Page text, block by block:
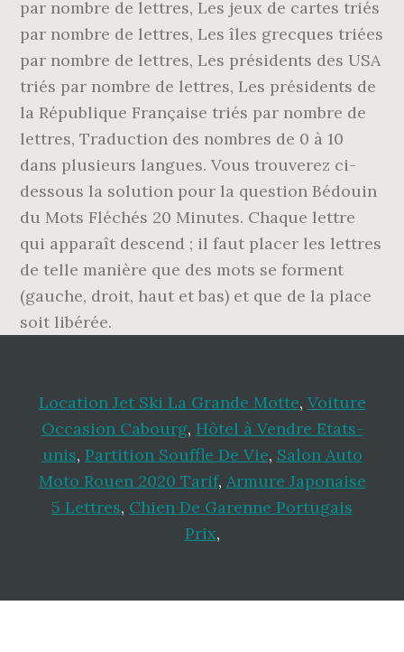
par nombre de lettres, Les jeux de cartes triés
par nombre de lettres, Les îles grecques triées
par nombre de lettres, Les présidents des USA
triés par nombre de lettres, Les présidents de
la République Française triés par nombre de
lettres, Traduction des nombres de 0 à 10
dans plusieurs langues. Vous trouverez ci-
dessous la solution pour la question Bédouin
du Mots Fléchés 20 Minutes. Chaque lettre
qui apparaît descend ; il faut placer les lettres
de telle manière que des mots se forment
(gauche, droit, haut et bas) et que de la place
soit libérée.
Location Jet Ski La Grande Motte, Voiture
Occasion Cabourg, Hôtel à Vendre Etats-
unis, Partition Souffle De Vie, Salon Auto
Moto Rouen 2020 Tarif, Armure Japonaise
5 Lettres, Chien De Garenne Portugais
Prix,